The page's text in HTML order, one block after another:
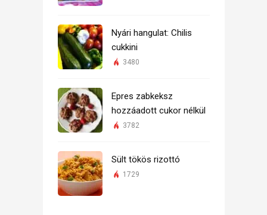
Nyári hangulat: Chilis
cukkini
3480
Epres zabkeksz
hozzáadott cukor nélkül
3782
Sült tökös rizottó
1729